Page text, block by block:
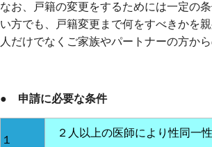
なお、戸籍の変更をするためには一定の
い方でも、戸籍変更まで何をすべきかを
人だけでなくご家族やパートナーの方か
● 申請に必要な条件
１
２人以上の医師により性同一